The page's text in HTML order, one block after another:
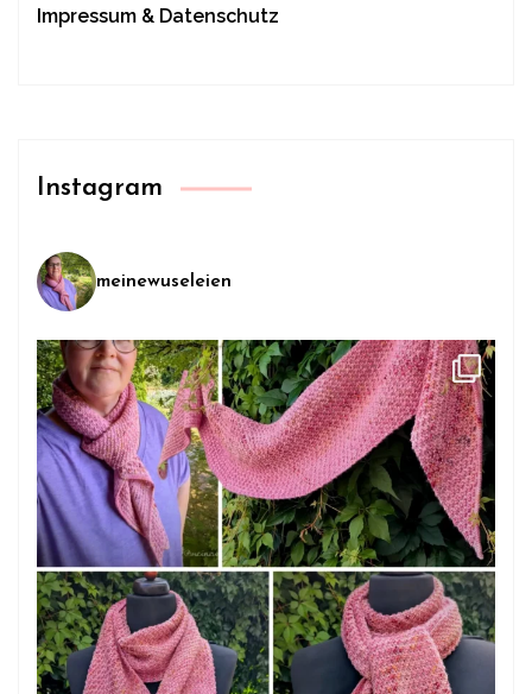
Impressum & Datenschutz
Instagram
meinewuseleien